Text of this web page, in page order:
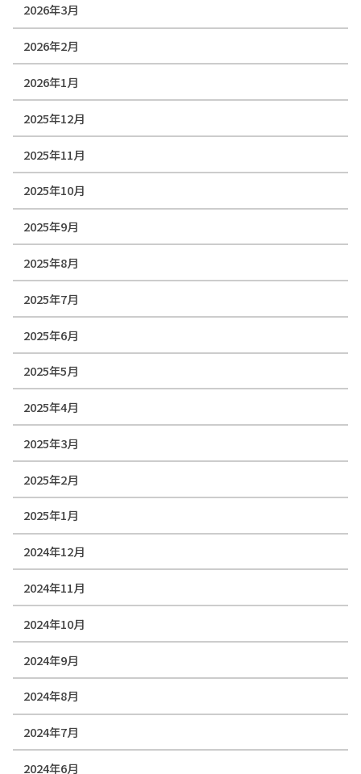
2026年3月
2026年2月
2026年1月
2025年12月
2025年11月
2025年10月
2025年9月
2025年8月
2025年7月
2025年6月
2025年5月
2025年4月
2025年3月
2025年2月
2025年1月
2024年12月
2024年11月
2024年10月
2024年9月
2024年8月
2024年7月
2024年6月